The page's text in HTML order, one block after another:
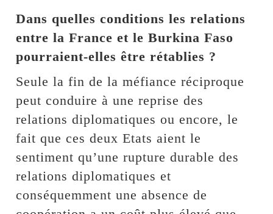
Dans quelles conditions les relations
entre la France et le Burkina Faso
pourraient-elles être rétablies ?
Seule la fin de la méfiance réciproque
peut conduire à une reprise des
relations diplomatiques ou encore, le
fait que ces deux Etats aient le
sentiment qu’une rupture durable des
relations diplomatiques et
conséquemment une absence de